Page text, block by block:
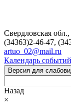
Свердловская
(34363)2-46-47,
artuo_02@mail.ru
Календарь событий
Версия для
Назад
×